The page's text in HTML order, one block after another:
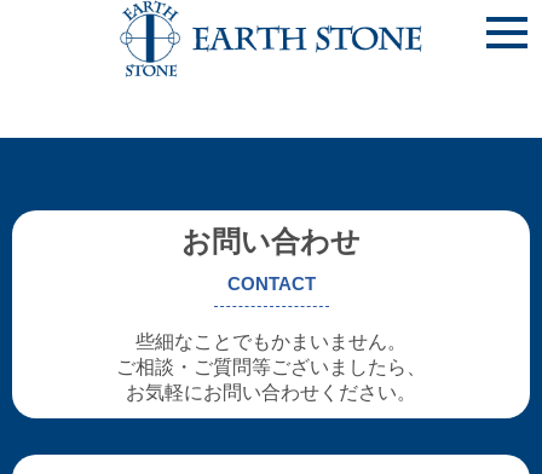
サイトリニューアルしました
2019/02/01 サイトリニューアルいたしました。
今後ともよろしくおねがいいたします。<(_ _)>
お問い合わせ
CONTACT
些細なことでもかまいません。
ご相談・ご質問等ございましたら、
お気軽にお問い合わせください。